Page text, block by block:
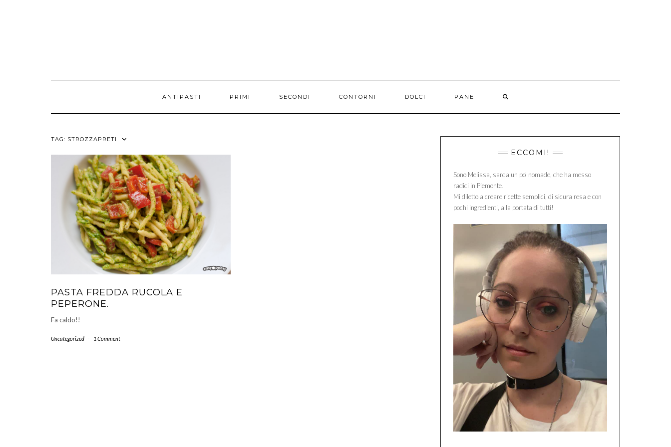
ANTIPASTI PRIMI SECONDI CONTORNI DOLCI PANE
TAG: STROZZAPRETI
PASTA FREDDA RUCOLA E
PEPERONE.
Fa caldo!!
Uncategorized - 1 Comment
ECCOMI!
Sono Melissa, sarda un po' nomade, che ha messo
radici in Piemonte!
Mi diletto a creare ricette semplici, di sicura resa e con
pochi ingredienti, alla portata di tutti!